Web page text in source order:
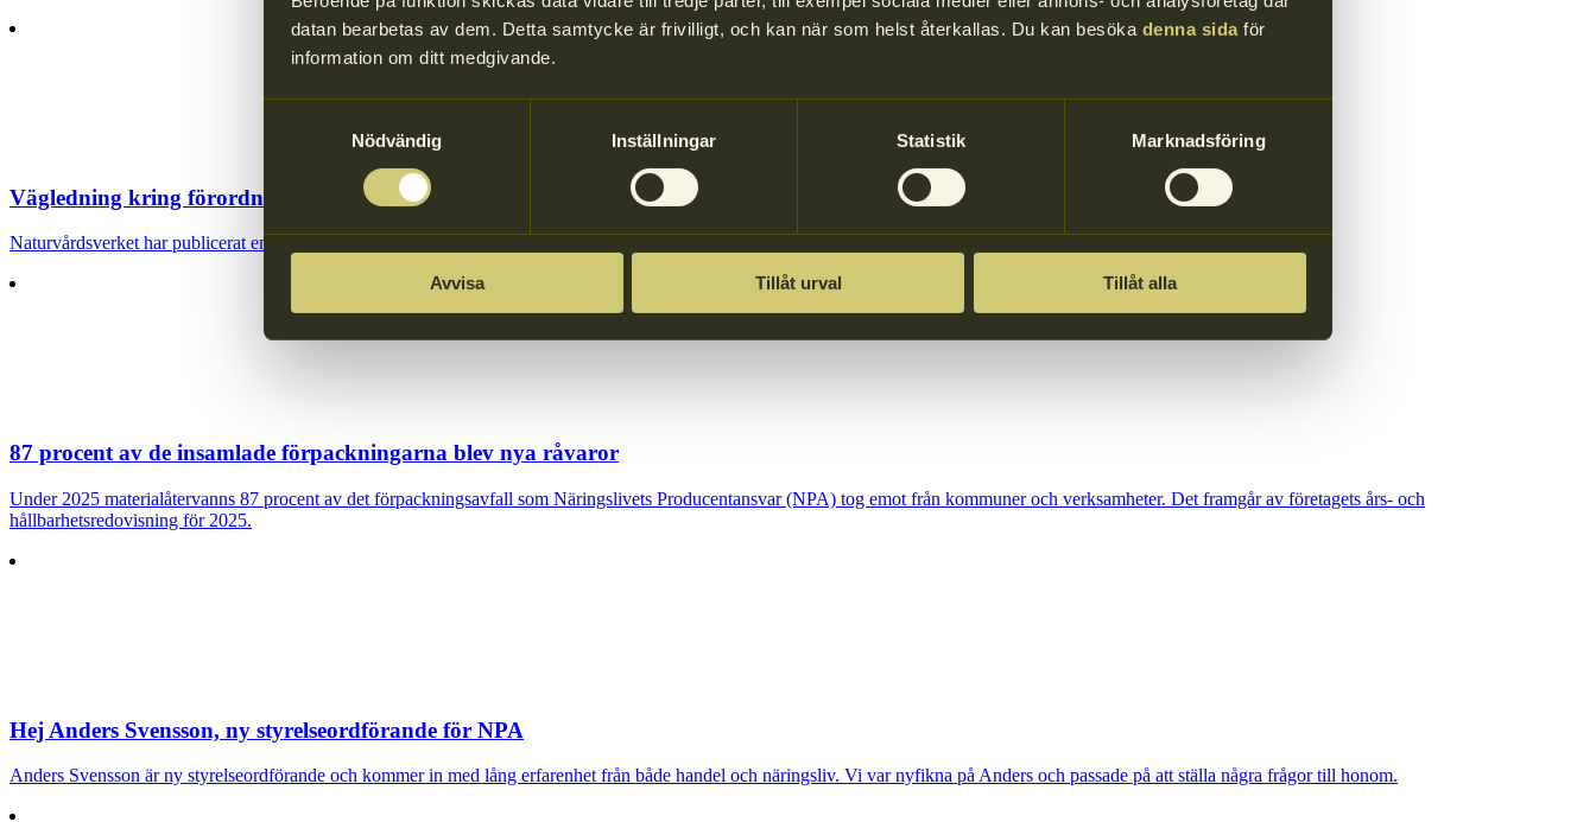
datan bearbetas av dem. Detta samtycke är frivilligt, och kan när som helst återkallas. Du kan besöka denna sidaför
information om ditt medgivande.
Nödvändig
Inställningar Statistik Marknadsföring
Avvisa Tillåt urval Tillåt alla
Vägledning kring förordningsändringar till följd av PPWR
Naturvårdsverket har publicerat en vägledning kring nya nationella bestämmelser (svenska förordningsändringar) till följd av EU-förordningen om förpackningar (PPWR).
87 procent av de insamlade förpackningarna blev nya råvaror
Under 2025 materialåtervanns 87 procent av det förpackningsavfall som Näringslivets Producentansvar (NPA) tog emot från kommuner och verksamheter. Det framgår av företagets års- och
hållbarhetsredovisning för 2025.
Hej Anders Svensson, ny styrelseordförande för NPA
Anders Svensson är ny styrelseordförande och kommer in med lång erfarenhet från både handel och näringsliv. Vi var nyfikna på Anders och passade på att ställa några frågor till honom.